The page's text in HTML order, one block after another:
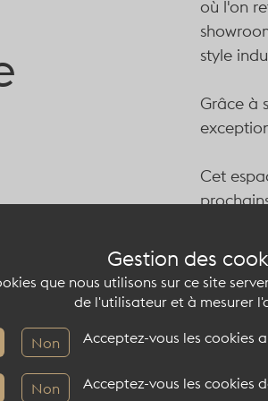
où l'on
style
Grâce à
Cet
week,
Gestion des
que nous utilisons sur ce site
de l'utilisateur et à mesurer
Non Acceptez-vous les cookies
Non Acceptez-vous les cookies